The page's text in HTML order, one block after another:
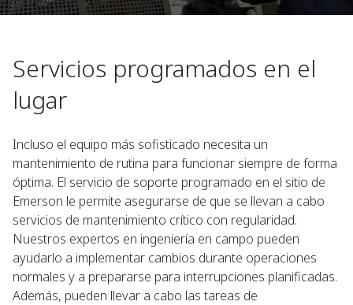
Servicios programados en el
lugar
Incluso el equipo más sofisticado necesita un
mantenimiento de rutina para funcionar siempre de forma
óptima. El servicio de soporte programado en el sitio de
Emerson le permite asegurarse de que se llevan a cabo
servicios de mantenimiento crítico con regularidad.
Nuestros expertos en ingeniería en campo pueden
ayudarlo a implementar cambios durante operaciones
normales y a prepararse para interrupciones planificadas.
Además, pueden llevar a cabo las tareas de